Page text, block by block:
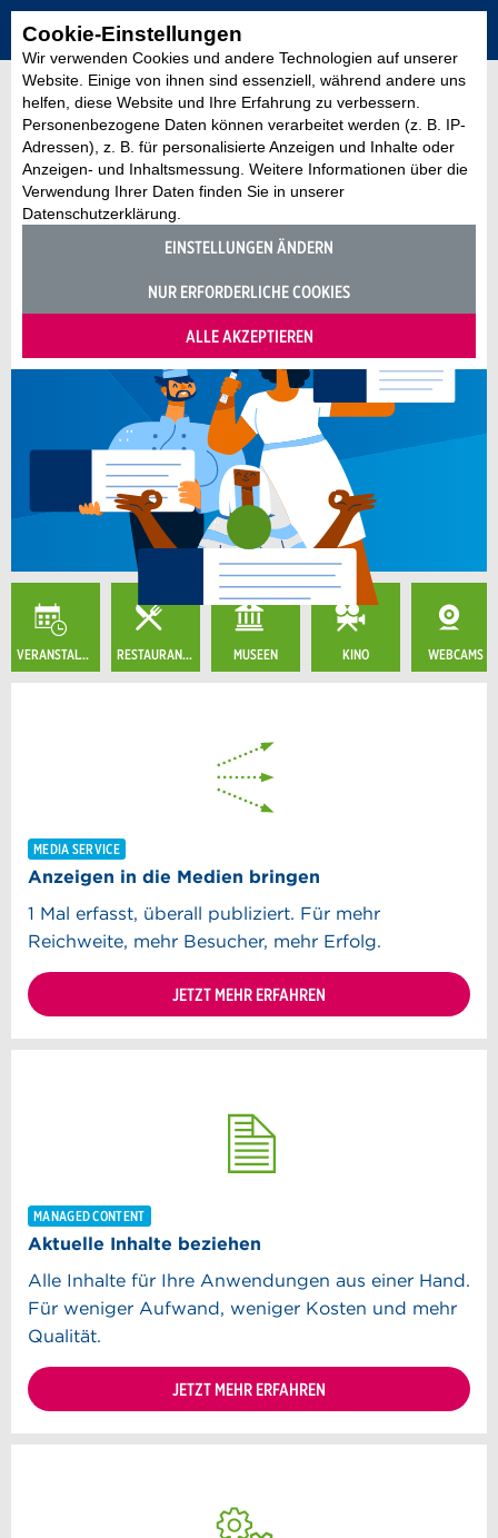
Cookie-Einstellungen
Wir verwenden Cookies und andere Technologien auf unserer
Website. Einige von ihnen sind essenziell, während andere uns
helfen, diese Website und Ihre Erfahrung zu verbessern.
Personenbezogene Daten können verarbeitet werden (z. B. IP-
Adressen), z. B. für personalisierte Anzeigen und Inhalte oder
Anzeigen- und Inhaltsmessung. Weitere Informationen über die
Verwendung Ihrer Daten finden Sie in unserer
Datenschutzerklärung.
EINSTELLUNGEN ÄNDERN
NUR ERFORDERLICHE COOKIES
ALLE AKZEPTIEREN